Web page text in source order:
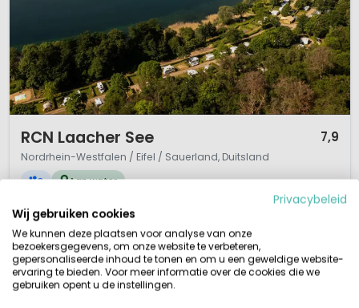
RCN Laacher See 7,9
Nordrhein-Westfalen / Eifel / Sauerland, Duitsland
S Aan water
Groene glampingcamping in de Eifel
Direct aan recreatiemeer Laacher See
Wandel- en fietsgebied
Watersport: zwemmen, suppen, zeilen
RCN Laacher See ligt direct aan het fantastisch kratermeer Laacher See. De
ligging centraal in de Eifel maakt deze camping heel aantrekkelijk voor
Privacybeleid
Wij gebruiken cookies
We kunnen deze plaatsen voor analyse van onze
bezoekersgegevens, om onze website te verbeteren,
gepersonaliseerde inhoud te tonen en om u een geweldige website-
ervaring te bieden. Voor meer informatie over de cookies die we
gebruiken opent u de instellingen.